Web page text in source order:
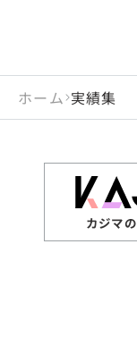
ホーム 実績集
カジマの